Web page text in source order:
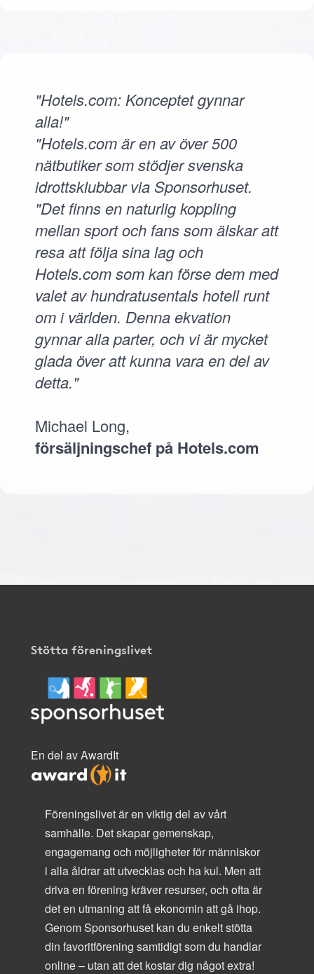
"Hotels.com: Konceptet gynnar
alla!"
"Hotels.com är en av över 500
nätbutiker som stödjer svenska
idrottsklubbar via Sponsorhuset.
"Det finns en naturlig koppling
mellan sport och fans som älskar att
resa att följa sina lag och
Hotels.com som kan förse dem med
valet av hundratusentals hotell runt
om i världen. Denna ekvation
gynnar alla parter, och vi är mycket
glada över att kunna vara en del av
detta."
Michael Long,
försäljningschef på Hotels.com
Stötta föreningslivet
En del av AwardIt
Föreningslivet är en viktig del av vårt
samhälle. Det skapar gemenskap,
engagemang och möjligheter för människor
i alla åldrar att utvecklas och ha kul. Men att
driva en förening kräver resurser, och ofta är
det en utmaning att få ekonomin att gå ihop.
Genom Sponsorhuset kan du enkelt stötta
din favoritförening samtidigt som du handlar
online – utan att det kostar dig något extra!